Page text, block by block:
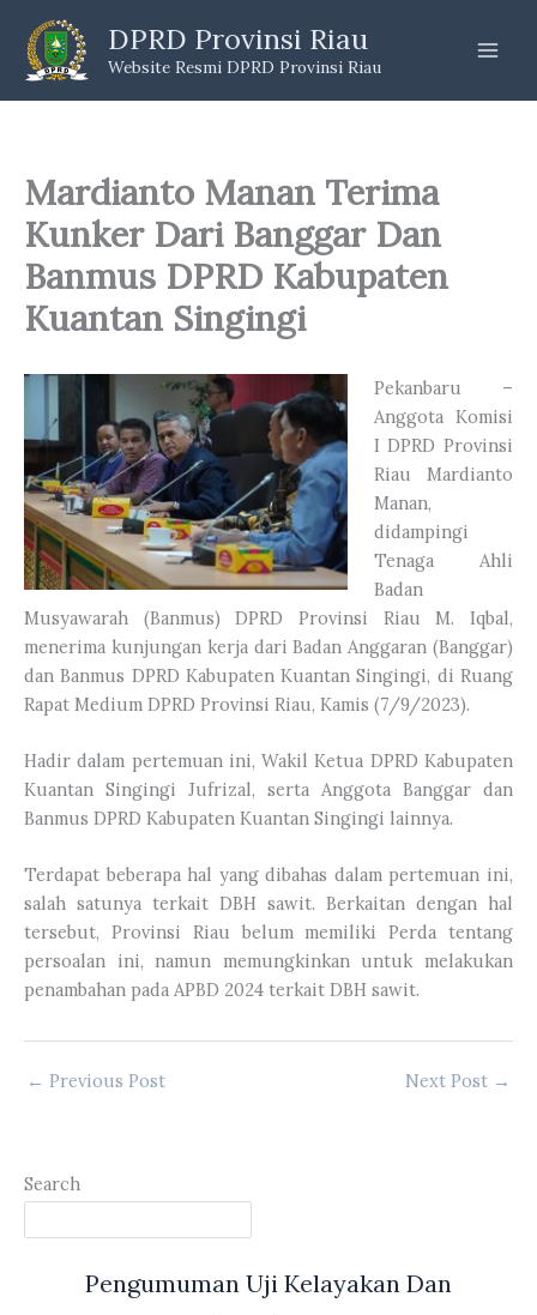
content
DPRD Provinsi Riau
Website Resmi DPRD Provinsi Riau
Mardianto Manan Terima
Kunker Dari Banggar Dan
Banmus DPRD Kabupaten
Kuantan Singingi
Pekanbaru –
Anggota Komisi
I DPRD Provinsi
Riau Mardianto
Manan,
didampingi
Tenaga Ahli
Badan
Musyawarah (Banmus) DPRD Provinsi Riau M. Iqbal,
menerima kunjungan kerja dari Badan Anggaran (Banggar)
dan Banmus DPRD Kabupaten Kuantan Singingi, di Ruang
Rapat Medium DPRD Provinsi Riau, Kamis (7/9/2023).
Hadir dalam pertemuan ini, Wakil Ketua DPRD Kabupaten
Kuantan Singingi Jufrizal, serta Anggota Banggar dan
Banmus DPRD Kabupaten Kuantan Singingi lainnya.
Terdapat beberapa hal yang dibahas dalam pertemuan ini,
salah satunya terkait DBH sawit. Berkaitan dengan hal
tersebut, Provinsi Riau belum memiliki Perda tentang
persoalan ini, namun memungkinkan untuk melakukan
penambahan pada APBD 2024 terkait DBH sawit.
← Previous Post Next Post →
Search
Pengumuman Uji Kelayakan Dan